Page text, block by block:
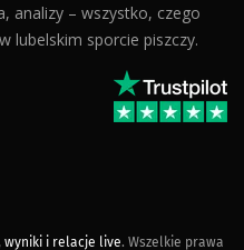
analizy – wszystko, czego
lubelskim sporcie piszczy.
wyniki i relacje live. Wszelkie prawa